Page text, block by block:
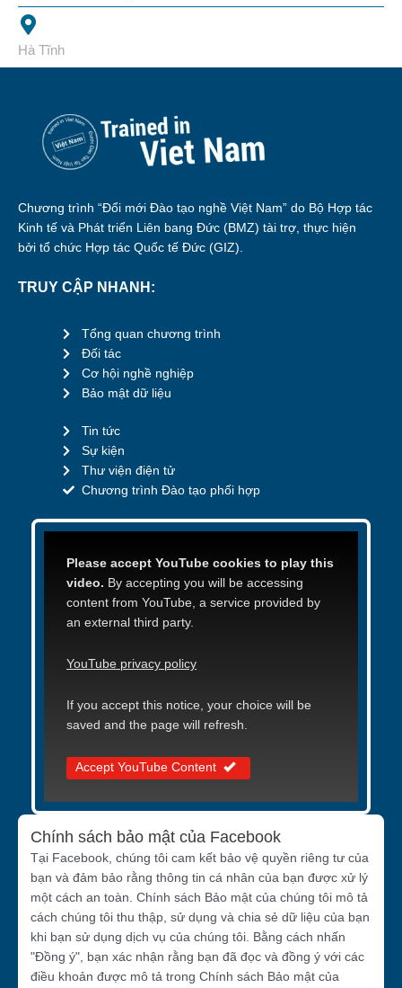
Hà Tĩnh
Chương trình “Đổi mới Đào tạo nghề Việt Nam” do Bộ Hợp tác
Kinh tế và Phát triển Liên bang Đức (BMZ) tài trợ, thực hiện
bởi tổ chức Hợp tác Quốc tế Đức (GIZ).
TRUY CẬP NHANH:
Tổng quan chương trình
Đối tác
Cơ hội nghề nghiệp
Bảo mật dữ liệu
Tin tức
Sự kiện
Thư viện điện tử
Chương trình Đào tạo phối hợp
Please accept YouTube cookies to play this
video. By accepting you will be accessing
content from YouTube, a service provided by
an external third party.
YouTube privacy policy
If you accept this notice, your choice will be
saved and the page will refresh.
Accept YouTube Content
Chính sách bảo mật của Facebook
Tại Facebook, chúng tôi cam kết bảo vệ quyền riêng tư của
bạn và đảm bảo rằng thông tin cá nhân của bạn được xử lý
một cách an toàn. Chính sách Bảo mật của chúng tôi mô tả
cách chúng tôi thu thập, sử dụng và chia sẻ dữ liệu của bạn
khi bạn sử dụng dịch vụ của chúng tôi. Bằng cách nhấn
"Đồng ý", bạn xác nhận rằng bạn đã đọc và đồng ý với các
điều khoản được mô tả trong Chính sách Bảo mật của